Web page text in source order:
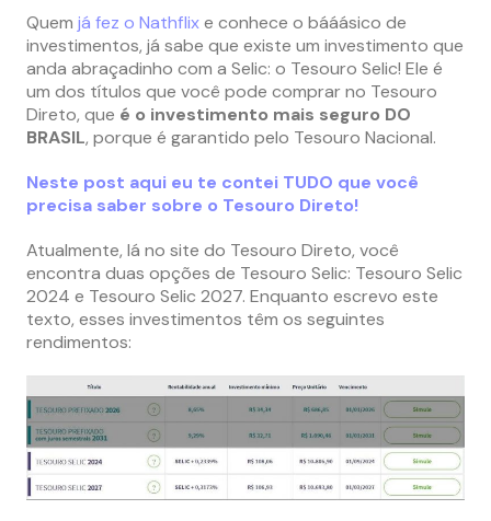
Quem já fez o Nathflixe conhece o bááásico de
investimentos, já sabe que existe um investimento que
anda abraçadinho com a Selic: o Tesouro Selic! Ele é
um dos títulos que você pode comprar no Tesouro
Direto, que é o investimento mais seguro DO
BRASIL, porque é garantido pelo Tesouro Nacional.
Neste post aqui eu te contei TUDO que você
precisa saber sobre o Tesouro Direto!
Atualmente, lá no site do Tesouro Direto, você
encontra duas opções de Tesouro Selic: Tesouro Selic
2024 e Tesouro Selic 2027. Enquanto escrevo este
texto, esses investimentos têm os seguintes
rendimentos: